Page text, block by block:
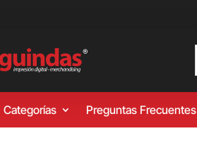
Categorías Preguntas Frecuentes